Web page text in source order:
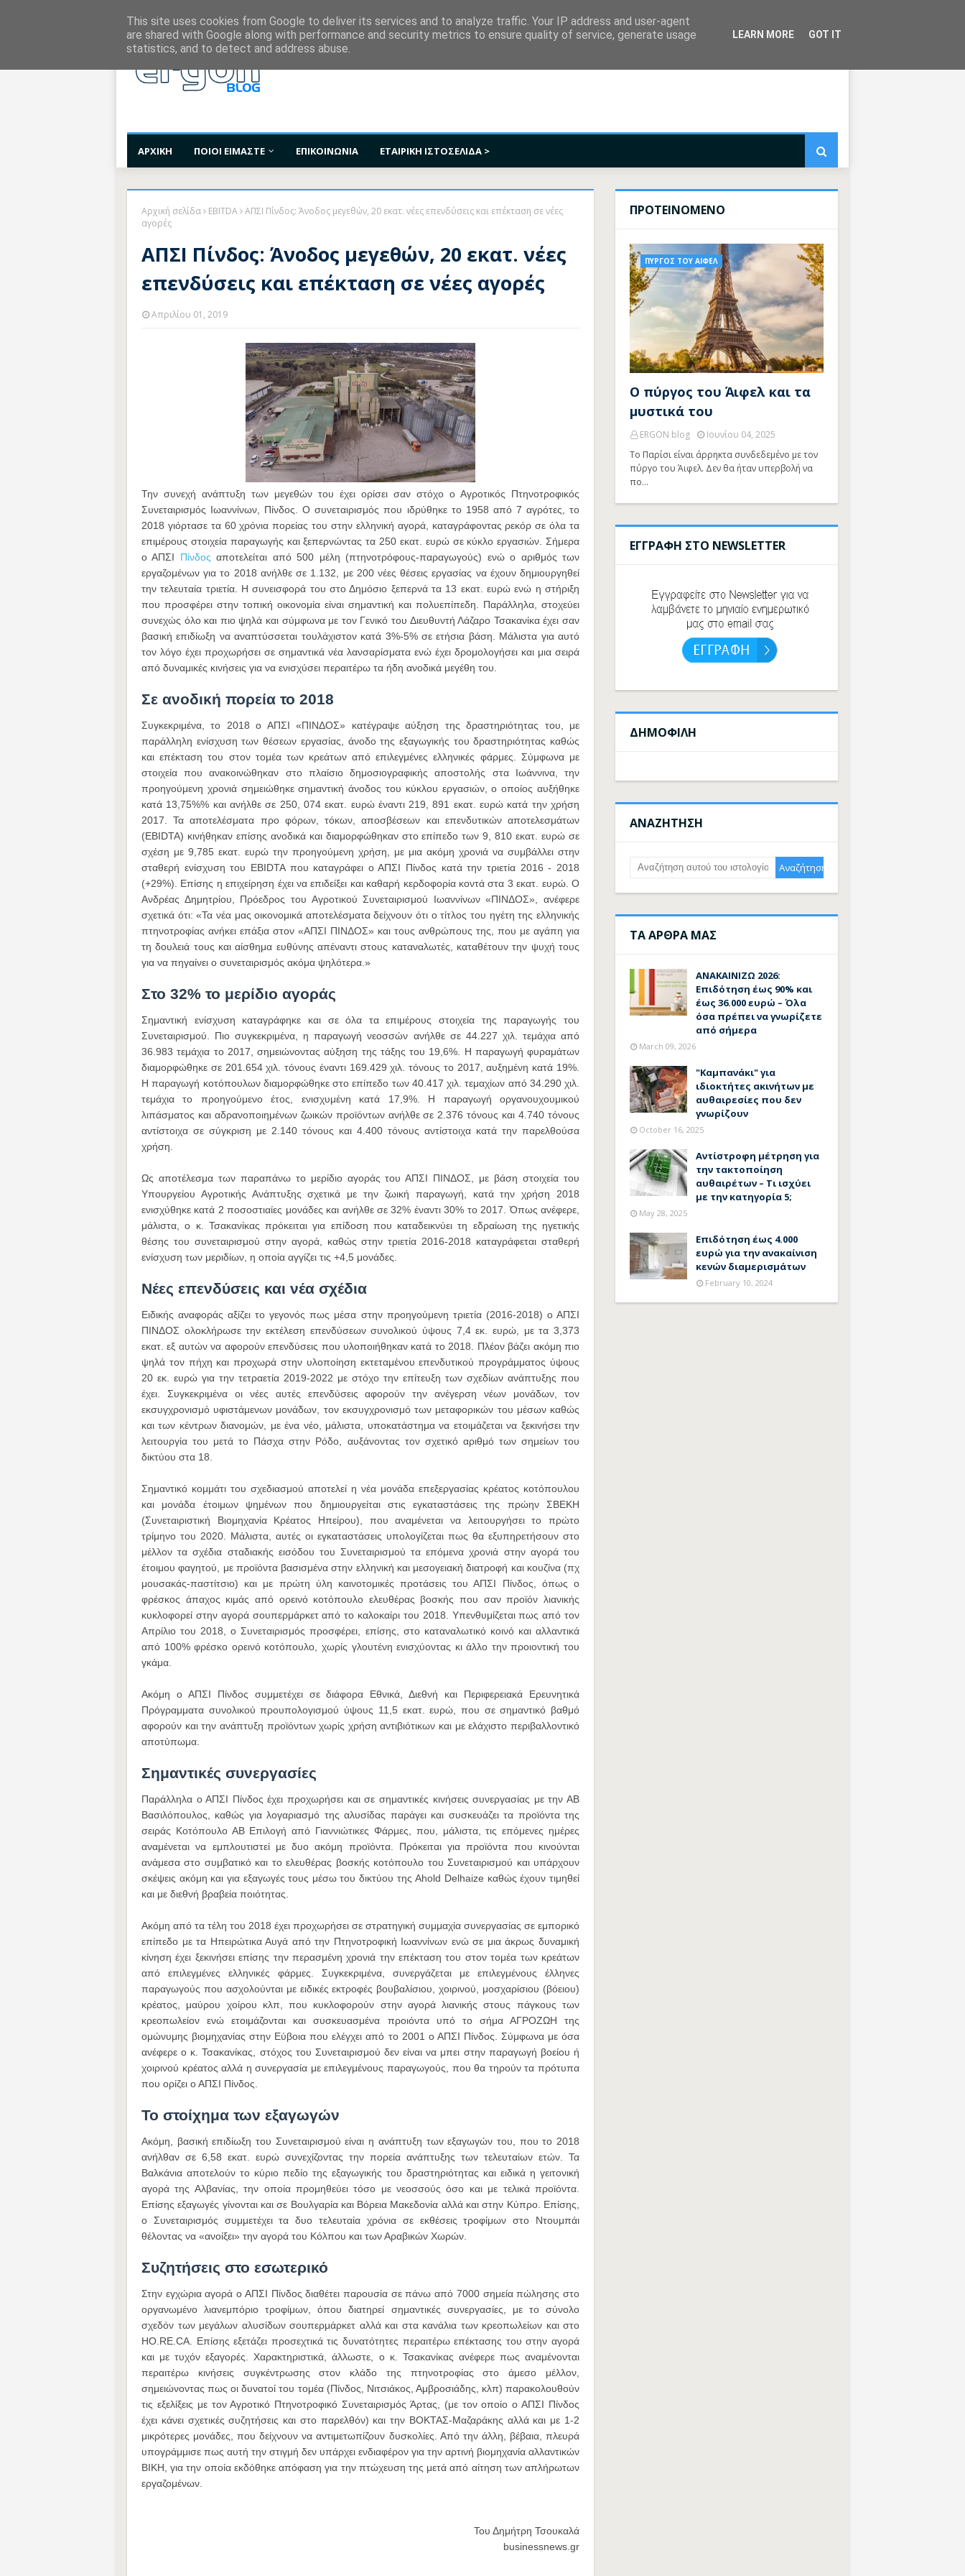
ΑΡΧΙΚΗ ΠΟΙΟΙ ΕΙΜΑΣΤΕ ΕΠΙΚΟΙΝΩΝΙΑ ΕΤΑΙΡΙΚΗ ΙΣΤΟΣΕΛΙΔΑ >
Αρχική σελίδα EBITDA ΑΠΣΙ Πίνδος: Άνοδος μεγεθών, 20 εκατ. νέες επενδύσεις και επέκταση σε νέες
αγορές
ΑΠΣΙ Πίνδος: Άνοδος μεγεθών, 20 εκατ. νέες
επενδύσεις και επέκταση σε νέες αγορές
Απριλίου 01, 2019
Την συνεχή ανάπτυξη των μεγεθών του έχει ορίσει σαν στόχο ο Αγροτικός Πτηνοτροφικός
Συνεταιρισμός Ιωαννίνων, Πίνδος. Ο συνεταιρισμός που ιδρύθηκε το 1958 από 7 αγρότες, το
2018 γιόρτασε τα 60 χρόνια πορείας του στην ελληνική αγορά, καταγράφοντας ρεκόρ σε όλα τα
επιμέρους στοιχεία παραγωγής και ξεπερνώντας τα 250 εκατ. ευρώ σε κύκλο εργασιών. Σήμερα
ο ΑΠΣΙ Πίνδος αποτελείται από 500 μέλη (πτηνοτρόφους-παραγωγούς) ενώ ο αριθμός των
εργαζομένων για το 2018 ανήλθε σε 1.132, με 200 νέες θέσεις εργασίας να έχουν δημιουργηθεί
την τελευταία τριετία. Η συνεισφορά του στο Δημόσιο ξεπερνά τα 13 εκατ. ευρώ ενώ η στήριξη
που προσφέρει στην τοπική οικονομία είναι σημαντική και πολυεπίπεδη. Παράλληλα, στοχεύει
συνεχώς όλο και πιο ψηλά και σύμφωνα με τον Γενικό του Διευθυντή Λάζαρο Τσακανίκα έχει σαν
βασική επιδίωξη να αναπτύσσεται τουλάχιστον κατά 3%-5% σε ετήσια βάση. Μάλιστα για αυτό
τον λόγο έχει προχωρήσει σε σημαντικά νέα λανσαρίσματα ενώ έχει δρομολογήσει και μια σειρά
από δυναμικές κινήσεις για να ενισχύσει περαιτέρω τα ήδη ανοδικά μεγέθη του.
Σε ανοδική πορεία το 2018
Συγκεκριμένα, το 2018 ο ΑΠΣΙ «ΠΙΝΔΟΣ» κατέγραψε αύξηση της δραστηριότητας του, με
παράλληλη ενίσχυση των θέσεων εργασίας, άνοδο της εξαγωγικής του δραστηριότητας καθώς
και επέκταση του στον τομέα των κρεάτων από επιλεγμένες ελληνικές φάρμες. Σύμφωνα με
στοιχεία που ανακοινώθηκαν στο πλαίσιο δημοσιογραφικής αποστολής στα Ιωάννινα, την
προηγούμενη χρονιά σημειώθηκε σημαντική άνοδος του κύκλου εργασιών, ο οποίος αυξήθηκε
κατά 13,75%% και ανήλθε σε 250, 074 εκατ. ευρώ έναντι 219, 891 εκατ. ευρώ κατά την χρήση
2017. Τα αποτελέσματα προ φόρων, τόκων, αποσβέσεων και επενδυτικών αποτελεσμάτων
(EBIDTA) κινήθηκαν επίσης ανοδικά και διαμορφώθηκαν στο επίπεδο των 9, 810 εκατ. ευρώ σε
σχέση με 9,785 εκατ. ευρώ την προηγούμενη χρήση, με μια ακόμη χρονιά να συμβάλλει στην
σταθερή ενίσχυση του EBIDTA που καταγράφει ο ΑΠΣΙ Πίνδος κατά την τριετία 2016 - 2018
(+29%). Επίσης η επιχείρηση έχει να επιδείξει και καθαρή κερδοφορία κοντά στα 3 εκατ. ευρώ. Ο
Ανδρέας Δημητρίου, Πρόεδρος του Αγροτικού Συνεταιρισμού Ιωαννίνων «ΠΙΝΔΟΣ», ανέφερε
σχετικά ότι: «Τα νέα μας οικονομικά αποτελέσματα δείχνουν ότι ο τίτλος του ηγέτη της ελληνικής
πτηνοτροφίας ανήκει επάξια στον «ΑΠΣΙ ΠΙΝΔΟΣ» και τους ανθρώπους της, που με αγάπη για
τη δουλειά τους και αίσθημα ευθύνης απέναντι στους καταναλωτές, καταθέτουν την ψυχή τους
για να πηγαίνει ο συνεταιρισμός ακόμα ψηλότερα.»
Στο 32% το μερίδιο αγοράς
Σημαντική ενίσχυση καταγράφηκε και σε όλα τα επιμέρους στοιχεία της παραγωγής του
Συνεταιρισμού. Πιο συγκεκριμένα, η παραγωγή νεοσσών ανήλθε σε 44.227 χιλ. τεμάχια από
36.983 τεμάχια το 2017, σημειώνοντας αύξηση της τάξης του 19,6%. Η παραγωγή φυραμάτων
διαμορφώθηκε σε 201.654 χιλ. τόνους έναντι 169.429 χιλ. τόνους το 2017, αυξημένη κατά 19%.
Η παραγωγή κοτόπουλων διαμορφώθηκε στο επίπεδο των 40.417 χιλ. τεμαχίων από 34.290 χιλ.
τεμάχια το προηγούμενο έτος, ενισχυμένη κατά 17,9%. Η παραγωγή οργανουχουμικού
λιπάσματος και αδρανοποιημένων ζωικών προϊόντων ανήλθε σε 2.376 τόνους και 4.740 τόνους
αντίστοιχα σε σύγκριση με 2.140 τόνους και 4.400 τόνους αντίστοιχα κατά την παρελθούσα
χρήση.
Ως αποτέλεσμα των παραπάνω το μερίδιο αγοράς του ΑΠΣΙ ΠΙΝΔΟΣ, με βάση στοιχεία του
Υπουργείου Αγροτικής Ανάπτυξης σχετικά με την ζωική παραγωγή, κατά την χρήση 2018
ενισχύθηκε κατά 2 ποσοστιαίες μονάδες και ανήλθε σε 32% έναντι 30% το 2017. Όπως ανέφερε,
μάλιστα, ο κ. Τσακανίκας πρόκειται για επίδοση που καταδεικνύει τη εδραίωση της ηγετικής
θέσης του συνεταιρισμού στην αγορά, καθώς στην τριετία 2016-2018 καταγράφεται σταθερή
ενίσχυση των μεριδίων, η οποία αγγίζει τις +4,5 μονάδες.
Νέες επενδύσεις και νέα σχέδια
Ειδικής αναφοράς αξίζει το γεγονός πως μέσα στην προηγούμενη τριετία (2016-2018) ο ΑΠΣΙ
ΠΙΝΔΟΣ ολοκλήρωσε την εκτέλεση επενδύσεων συνολικού ύψους 7,4 εκ. ευρώ, με τα 3,373
εκατ. εξ αυτών να αφορούν επενδύσεις που υλοποιήθηκαν κατά το 2018. Πλέον βάζει ακόμη πιο
ψηλά τον πήχη και προχωρά στην υλοποίηση εκτεταμένου επενδυτικού προγράμματος ύψους
20 εκ. ευρώ για την τετραετία 2019-2022 με στόχο την επίτευξη των σχεδίων ανάπτυξης που
έχει. Συγκεκριμένα οι νέες αυτές επενδύσεις αφορούν την ανέγερση νέων μονάδων, τον
εκσυγχρονισμό υφιστάμενων μονάδων, τον εκσυγχρονισμό των μεταφορικών του μέσων καθώς
και των κέντρων διανομών, με ένα νέο, μάλιστα, υποκατάστημα να ετοιμάζεται να ξεκινήσει την
λειτουργία του μετά το Πάσχα στην Ρόδο, αυξάνοντας τον σχετικό αριθμό των σημείων του
δικτύου στα 18.
Σημαντικό κομμάτι του σχεδιασμού αποτελεί η νέα μονάδα επεξεργασίας κρέατος κοτόπουλου
και μονάδα έτοιμων ψημένων που δημιουργείται στις εγκαταστάσεις της πρώην ΣΒΕΚΗ
(Συνεταιριστική Βιομηχανία Κρέατος Ηπείρου), που αναμένεται να λειτουργήσει το πρώτο
τρίμηνο του 2020. Μάλιστα, αυτές οι εγκαταστάσεις υπολογίζεται πως θα εξυπηρετήσουν στο
μέλλον τα σχέδια σταδιακής εισόδου του Συνεταιρισμού τα επόμενα χρονιά στην αγορά του
έτοιμου φαγητού, με προϊόντα βασισμένα στην ελληνική και μεσογειακή διατροφή και κουζίνα (πχ
μουσακάς-παστίτσιο) και με πρώτη ύλη καινοτομικές προτάσεις του ΑΠΣΙ Πίνδος, όπως ο
φρέσκος άπαχος κιμάς από ορεινό κοτόπουλο ελευθέρας βοσκής που σαν προϊόν λιανικής
κυκλοφορεί στην αγορά σουπερμάρκετ από το καλοκαίρι του 2018. Υπενθυμίζεται πως από τον
Απρίλιο του 2018, ο Συνεταιρισμός προσφέρει, επίσης, στο καταναλωτικό κοινό και αλλαντικά
από 100% φρέσκο ορεινό κοτόπουλο, χωρίς γλουτένη ενισχύοντας κι άλλο την προιοντική του
γκάμα.
Ακόμη ο ΑΠΣΙ Πίνδος συμμετέχει σε διάφορα Εθνικά, Διεθνή και Περιφερειακά Ερευνητικά
Πρόγραμματα συνολικού προυπολογισμού ύψους 11,5 εκατ. ευρώ, που σε σημαντικό βαθμό
αφορούν και την ανάπτυξη προϊόντων χωρίς χρήση αντιβιότικων και με ελάχιστο περιβαλλοντικό
αποτύπωμα.
Σημαντικές συνεργασίες
Παράλληλα ο ΑΠΣΙ Πίνδος έχει προχωρήσει και σε σημαντικές κινήσεις συνεργασίας με την ΑΒ
Βασιλόπουλος, καθώς για λογαριασμό της αλυσίδας παράγει και συσκευάζει τα προϊόντα της
σειράς Κοτόπουλο ΑΒ Επιλογή από Γιαννιώτικες Φάρμες, που, μάλιστα, τις επόμενες ημέρες
αναμένεται να εμπλουτιστεί με δυο ακόμη προϊόντα. Πρόκειται για προϊόντα που κινούνται
ανάμεσα στο συμβατικό και το ελευθέρας βοσκής κοτόπουλο του Συνεταιρισμού και υπάρχουν
σκέψεις ακόμη και για εξαγωγές τους μέσω του δικτύου της Ahold Delhaize καθώς έχουν τιμηθεί
και με διεθνή βραβεία ποιότητας.
Ακόμη από τα τέλη του 2018 έχει προχωρήσει σε στρατηγική συμμαχία συνεργασίας σε εμπορικό
επίπεδο με τα Ηπειρώτικα Αυγά από την Πτηνοτροφική Ιωαννίνων ενώ σε μια άκρως δυναμική
κίνηση έχει ξεκινήσει επίσης την περασμένη χρονιά την επέκταση του στον τομέα των κρεάτων
από επιλεγμένες ελληνικές φάρμες. Συγκεκριμένα, συνεργάζεται με επιλεγμένους έλληνες
παραγωγούς που ασχολούνται με ειδικές εκτροφές βουβαλίσιου, χοιρινού, μοσχαρίσιου (βόειου)
κρέατος, μαύρου χοίρου κλπ, που κυκλοφορούν στην αγορά λιανικής στους πάγκους των
κρεοπωλείον ενώ ετοιμάζονται και συσκευασμένα προιόντα υπό το σήμα ΑΓΡΟΖΩΗ της
ομώνυμης βιομηχανίας στην Εύβοια που ελέγχει από το 2001 ο ΑΠΣΙ Πίνδος. Σύμφωνα με όσα
ανέφερε ο κ. Τσακανίκας, στόχος του Συνεταιρισμού δεν είναι να μπει στην παραγωγή βοείου ή
χοιρινού κρέατος αλλά η συνεργασία με επιλεγμένους παραγωγούς, που θα τηρούν τα πρότυπα
που ορίζει ο ΑΠΣΙ Πίνδος.
Το στοίχημα των εξαγωγών
Ακόμη, βασική επιδίωξη του Συνεταιρισμού είναι η ανάπτυξη των εξαγωγών του, που το 2018
ανήλθαν σε 6,58 εκατ. ευρώ συνεχίζοντας την πορεία ανάπτυξης των τελευταίων ετών. Τα
Βαλκάνια αποτελούν το κύριο πεδίο της εξαγωγικής του δραστηριότητας και ειδικά η γειτονική
αγορά της Αλβανίας, την οποία προμηθεύει τόσο με νεοσσούς όσο και με τελικά προϊόντα.
Επίσης εξαγωγές γίνονται και σε Βουλγαρία και Βόρεια Μακεδονία αλλά και στην Κύπρο. Επίσης,
ο Συνεταιρισμός συμμετέχει τα δυο τελευταία χρόνια σε εκθέσεις τροφίμων στο Ντουμπάι
θέλοντας να «ανοίξει» την αγορά του Κόλπου και των Αραβικών Χωρών.
Συζητήσεις στο εσωτερικό
Στην εγχώρια αγορά ο ΑΠΣΙ Πίνδος διαθέτει παρουσία σε πάνω από 7000 σημεία πώλησης στο
οργανωμένο λιανεμπόριο τροφίμων, όπου διατηρεί σημαντικές συνεργασίες, με το σύνολο
σχεδόν των μεγάλων αλυσίδων σουπερμάρκετ αλλά και στα κανάλια των κρεοπωλείων και στο
HO.RE.CA. Επίσης εξετάζει προσεχτικά τις δυνατότητες περαιτέρω επέκτασης του στην αγορά
και με τυχόν εξαγορές. Χαρακτηριστικά, άλλωστε, ο κ. Τσακανίκας ανέφερε πως αναμένονται
περαιτέρω κινήσεις συγκέντρωσης στον κλάδο της πτηνοτροφίας στο άμεσο μέλλον,
σημειώνοντας πως οι δυνατοί του τομέα (Πίνδος, Νιτσιάκος, Αμβροσιάδης, κλπ) παρακολουθούν
τις εξελίξεις με τον Αγροτικό Πτηνοτροφικό Συνεταιρισμός Άρτας, (με τον οποίο ο ΑΠΣΙ Πίνδος
έχει κάνει σχετικές συζητήσεις και στο παρελθόν) και την ΒΟΚΤΑΣ-Μαζαράκης αλλά και με 1-2
μικρότερες μονάδες, που δείχνουν να αντιμετωπίζουν δυσκολίες. Από την άλλη, βέβαια, πλευρά
υπογράμμισε πως αυτή την στιγμή δεν υπάρχει ενδιαφέρον για την αρτινή βιομηχανία αλλαντικών
ΒΙΚΗ, για την οποία εκδόθηκε απόφαση για την πτώχευση της μετά από αίτηση των απλήρωτων
εργαζομένων.
Του Δημήτρη Τσουκαλά
businessnews.gr
ΠΡΟΤΕΙΝΟΜΕΝΟ
ΠΥΡΓΟΣ ΤΟΥ ΑΙΦΕΛ
Ο πύργος του Άιφελ και τα
μυστικά του
ERGON blog
Ιουνίου 04, 2025
Το Παρίσι είναι άρρηκτα συνδεδεμένο με τον
πύργο του Άιφελ. Δεν θα ήταν υπερβολή να
πο…
ΕΓΓΡΑΦΗ ΣΤΟ NEWSLETTER
ΔΗΜΟΦΙΛΗ
ΑΝΑΖΗΤΗΣΗ
ΤΑ ΑΡΘΡΑ ΜΑΣ
ΑΝΑΚΑΙΝΙΖΩ 2026:
Επιδότηση έως 90% και
έως 36.000 ευρώ – Όλα
όσα πρέπει να γνωρίζετε
από σήμερα
March 09, 2026
"Καμπανάκι" για
ιδιοκτήτες ακινήτων με
αυθαιρεσίες που δεν
γνωρίζουν
October 16, 2025
Αντίστροφη μέτρηση για
την τακτοποίηση
αυθαιρέτων – Τι ισχύει
με την κατηγορία 5;
May 28, 2025
Επιδότηση έως 4.000
ευρώ για την ανακαίνιση
κενών διαμερισμάτων
February 10, 2024
This site uses cookies from Google to deliver its services and to analyze traffic. Your IP address and user-agent
are shared with Google along with performance and security metrics to ensure quality of service, generate usage
statistics, and to detect and address abuse.
LEARN MORE GOT IT